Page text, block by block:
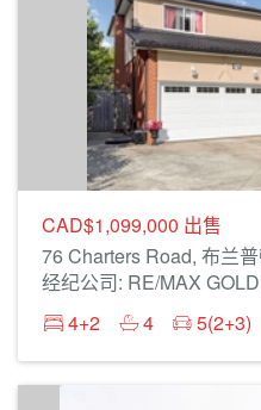
CAD$1,099,000 出售
76 Charters Road, 布兰
经纪公司: RE/MAX
4+2
4 5(2+3)